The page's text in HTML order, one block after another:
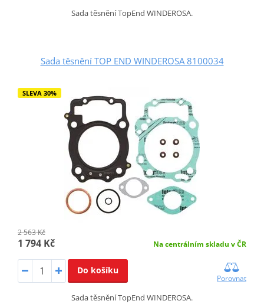
Sada těsnění TopEnd WINDEROSA.
Sada těsnění TOP END WINDEROSA 8100034
SLEVA 30%
2 563 Kč
1 794 Kč Na centrálním skladu v ČR
Do košíku
Porovnat
Sada těsnění TopEnd WINDEROSA.